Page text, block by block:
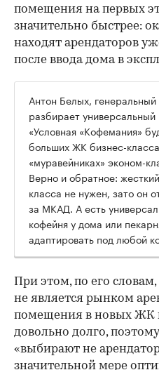
помещения на первых
значительно быстрее:
находят арендаторов
после ввода дома в
Антон Белых,
разбирает
«Условная «Кофемания»
больших ЖК бизнес-
«муравейниках» эконом-
Верно и обратное:
класса не нужен, зато он
за МКАД. А есть
кофейня у дома или
адаптировать под любой
При этом, по его
не является рынком
помещения в новых ЖК
довольно долго,
«выбирают не
значительной мере